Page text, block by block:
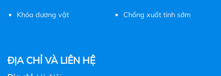
Khóa dương vật Chống xuất tinh sớm
ĐỊA CHỈ VÀ LIÊN HỆ